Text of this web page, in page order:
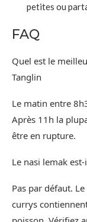
petites ou
FAQ
Quel est le
Tanglin
Le matin entre
Après 11h la
être en rupture.
Le nasi lemak
Pas par défaut.
currys